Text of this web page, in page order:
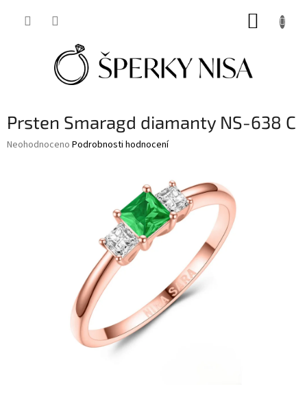
Prsten Smaragd diamanty NS-638 C
Průměrné
Neohodnoceno Podrobnosti hodnocení